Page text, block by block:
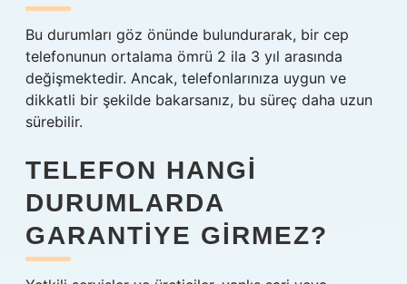
Bu durumları göz önünde bulundurarak, bir cep
telefonunun ortalama ömrü 2 ila 3 yıl arasında
değişmektedir. Ancak, telefonlarınıza uygun ve
dikkatli bir şekilde bakarsanız, bu süreç daha uzun
sürebilir.
TELEFON HANGI
DURUMLARDA
GARANTIYE GIRMEZ?